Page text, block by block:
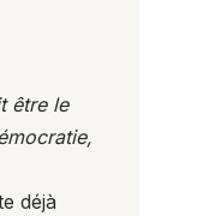
être le
déjà